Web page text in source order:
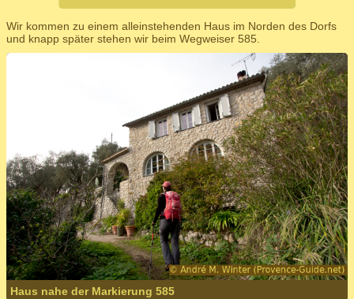
Wir kommen zu einem alleinstehenden Haus im Norden des Dorfs
und knapp später stehen wir beim Wegweiser 585.
Haus nahe der Markierung 585